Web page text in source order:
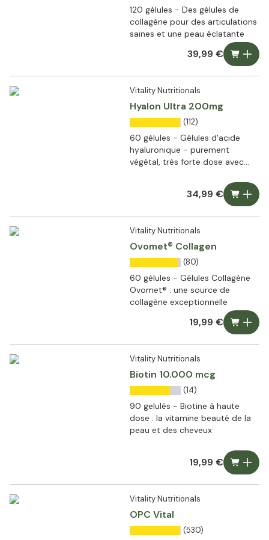
120 gélules - Des gélules de
collagène pour des articulations
saines et une peau éclatante
39,99 €
Vitality Nutritionals
Hyalon Ultra 200mg
(112)
60 gélules - Gélules d'acide
hyaluronique - purement
végétal, très forte dose avec
34,99 €
Vitality Nutritionals
Ovomet® Collagen
(80)
60 gélules - Gélules Collagène
Ovomet® : une source de
collagène exceptionnelle
19,99 €
Vitality Nutritionals
Biotin 10.000 mcg
(14)
90 gelulés - Biotine à haute
dose : la vitamine beauté de la
peau et des cheveux
19,99 €
Vitality Nutritionals
OPC Vital
(530)